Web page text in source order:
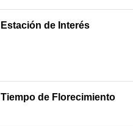
Estación de Interés
Tiempo de Florecimiento